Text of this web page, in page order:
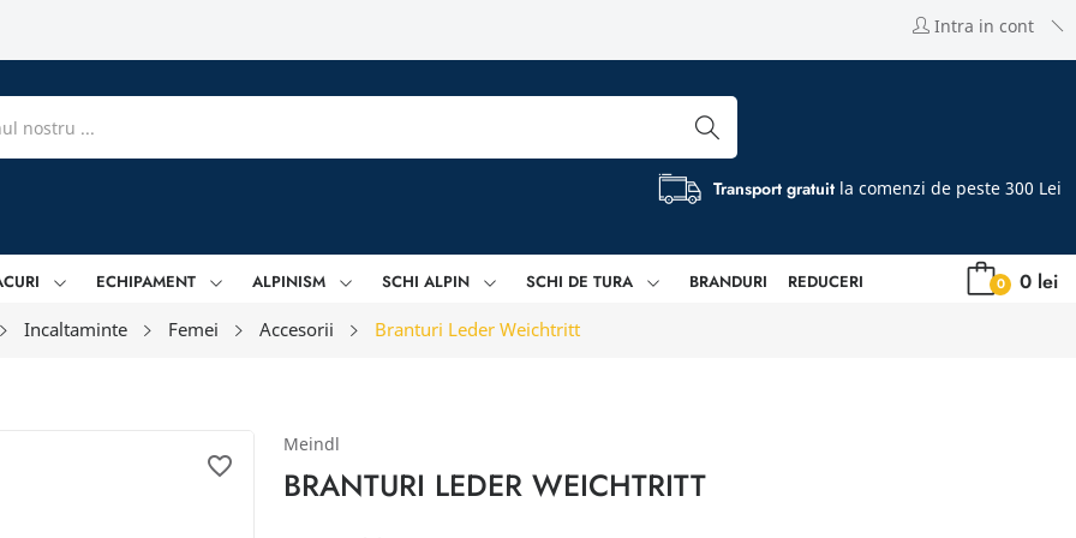
Intra in cont
Transport gratuit la comenzi de peste 300 Lei
ECHIPAMENT ALPINISM SCHI ALPIN SCHI DE TURA BRANDURI REDUCERI 0 lei
0
Incaltaminte Femei Accesorii Branturi Leder Weichtritt
favorite_border
Meindl
BRANTURI LEDER WEICHTRITT